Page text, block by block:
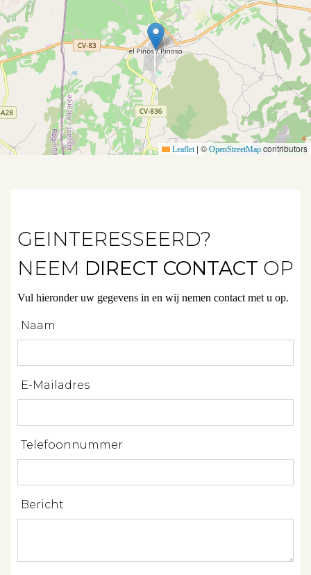
Aanbod
Koopwoningen
Huurwoningen
Verkocht
Verhuurd
Verkopen
Verhuren
Beleggen
Projectbegeleiding
Spanje
Over ons
Contact
Leaflet | © OpenStreetMap contributors
GEINTERESSEERD?
NEEM DIRECT CONTACT OP
Vul hieronder uw gegevens in en wij nemen contact met u op.
Naam
E-Mailadres
Telefoonnummer
Bericht